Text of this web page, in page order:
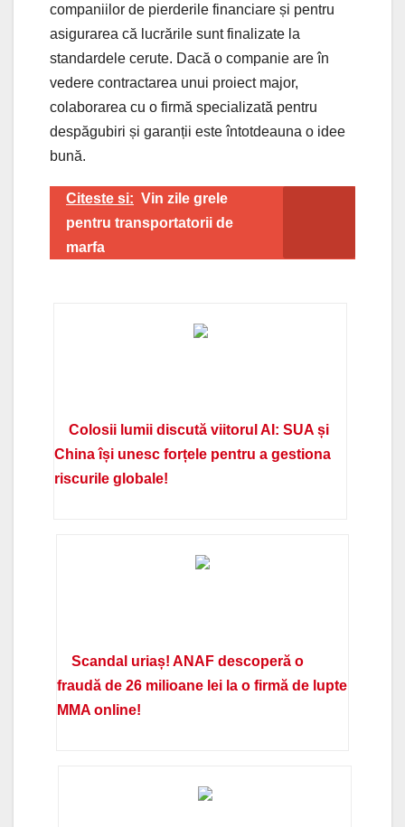
companiilor de pierderile financiare și pentru
asigurarea că lucrările sunt finalizate la
standardele cerute. Dacă o companie are în
vedere contractarea unui proiect major,
colaborarea cu o firmă specializată pentru
despăgubiri și garanții este întotdeauna o idee
bună.
Citeste si: Vin zile grele
pentru transportatorii de
marfa
Colosii lumii discută viitorul AI: SUA și
China își unesc forțele pentru a gestiona
riscurile globale!
Scandal uriaș! ANAF descoperă o
fraudă de 26 milioane lei la o firmă de lupte
MMA online!